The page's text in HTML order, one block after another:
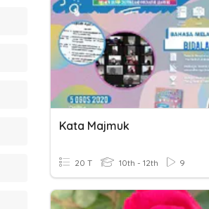
Kata Majmuk
20 T 10th - 12th 9